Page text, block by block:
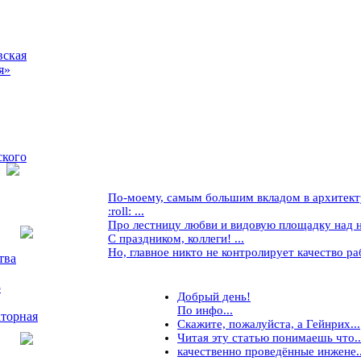
По-моему, самым большим вкладом в
:roll: ...
Про лестницу любви и видовую площадку над
С праздником, коллеги! ...
Но, главное никто не контролирует качество
Добрый день!
По инфо...
Скажите, пожалуйста, а Гейнрих...
Читая эту статью понимаешь
качественно проведённые